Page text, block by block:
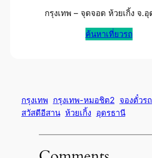
กรุงเทพ – จุดจอด ห้วยเกิ้ง จ.อุ
ค้นหาเที่ยวรถ
กรุงเทพ กรุงเทพ-หมอชิต2 จองตั๋วร
สวัสดีอีสาน ห้วยเกิ้ง อุดรธานี